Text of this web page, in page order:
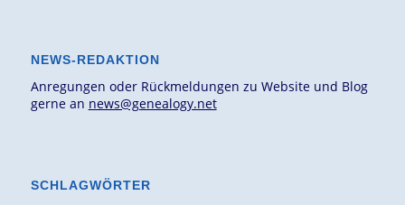
NEWS-REDAKTION
Anregungen oder Rückmeldungen zu Website und Blog
gerne an news@genealogy.net
SCHLAGWÖRTER